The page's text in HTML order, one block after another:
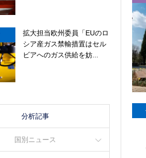
拡大担当欧州委員「EUのロ
シア産ガス禁輸措置はセル
ビアへのガス供給を妨...
分析記事
国別ニュース